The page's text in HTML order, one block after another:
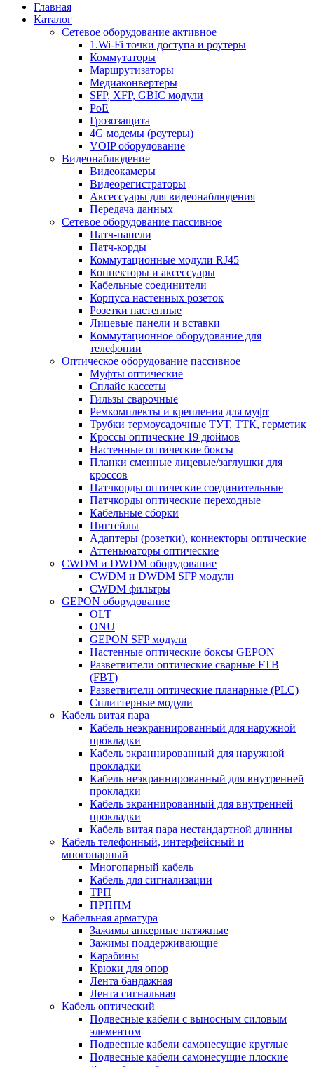
Главная
Каталог
Сетевое оборудование активное
1.Wi-Fi точки доступа и роутеры
Коммутаторы
Маршрутизаторы
Медиаконвертеры
SFP, XFP, GBIC модули
PoE
Грозозащита
4G модемы (роутеры)
VOIP оборудование
Видеонаблюдение
Видеокамеры
Видеорегистраторы
Аксессуары для видеонаблюдения
Передача данных
Сетевое оборудование пассивное
Патч-панели
Патч-корды
Коммутационные модули RJ45
Коннекторы и аксессуары
Кабельные соединители
Корпуса настенных розеток
Розетки настенные
Лицевые панели и вставки
Коммутационное оборудование для
телефонии
Оптическое оборудование пассивное
Муфты оптические
Сплайс кассеты
Гильзы сварочные
Ремкомплекты и крепления для муфт
Трубки термоусадочные ТУТ, ТТК, герметик
Кроссы оптические 19 дюймов
Настенные оптические боксы
Планки сменные лицевые/заглушки для
кроссов
Патчкорды оптические соединительные
Патчкорды оптические переходные
Кабельные сборки
Пигтейлы
Адаптеры (розетки), коннекторы оптические
Аттеньюаторы оптические
CWDM и DWDM оборудование
CWDM и DWDM SFP модули
CWDM фильтры
GEPON оборудование
OLT
ONU
GEPON SFP модули
Настенные оптические боксы GEPON
Разветвители оптические сварные FTB
(FBT)
Разветвители оптические планарные (PLC)
Сплиттерные модули
Кабель витая пара
Кабель неэкраннированный для наружной
прокладки
Кабель экраннированный для наружной
прокладки
Кабель неэкраннированный для внутренней
прокладки
Кабель экраннированный для внутренней
прокладки
Кабель витая пара нестандартной длинны
Кабель телефонный, интерфейсный и
многопарный
Многопарный кабель
Кабель для сигнализации
ТРП
ПРППМ
Кабельная арматура
Зажимы анкерные натяжные
Зажимы поддерживающие
Карабины
Крюки для опор
Лента бандажная
Лента сигнальная
Кабель оптический
Подвесные кабели с выносным силовым
элементом
Подвесные кабели самонесущие круглые
Подвесные кабели самонесущие плоские